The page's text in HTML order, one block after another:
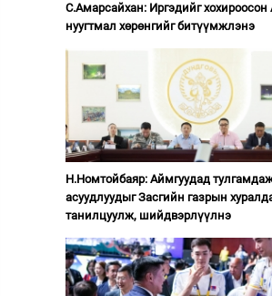
С.Амарсайхан: Иргэдийг
нуугтмал хөрөнгийг битүүмжлэнэ
Н.Номтойбаяр: Аймгуудад
асуудлуудыг Засгийн газрын
танилцуулж, шийдвэрлүүлнэ